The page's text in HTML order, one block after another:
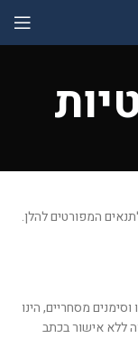
מסחריים, הינו
ללא אישור בכתב